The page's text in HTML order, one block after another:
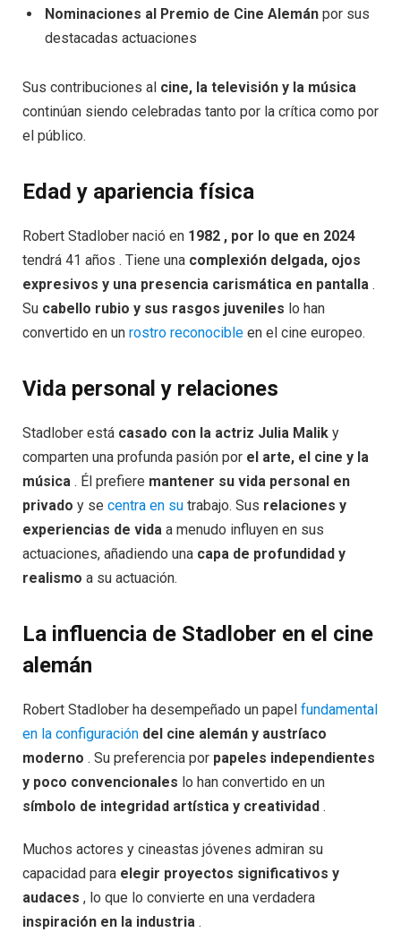
Nominaciones al Premio de Cine Alemán por sus
destacadas actuaciones
Sus contribuciones al cine, la televisión y la música
continúan siendo celebradas tanto por la crítica como por
el público.
Edad y apariencia física
Robert Stadlober nació en 1982 , por lo que en 2024
tendrá 41 años . Tiene una complexión delgada, ojos
expresivos y una presencia carismática en pantalla .
Su cabello rubio y sus rasgos juveniles lo han
convertido en un rostro reconocible en el cine europeo.
Vida personal y relaciones
Stadlober está casado con la actriz Julia Malik y
comparten una profunda pasión por el arte, el cine y la
música . Él prefiere mantener su vida personal en
privado y se centra en su trabajo. Sus relaciones y
experiencias de vida a menudo influyen en sus
actuaciones, añadiendo una capa de profundidad y
realismo a su actuación.
La influencia de Stadlober en el cine
alemán
Robert Stadlober ha desempeñado un papel fundamental
en la configuración del cine alemán y austríaco
moderno . Su preferencia por papeles independientes
y poco convencionales lo han convertido en un
símbolo de integridad artística y creatividad .
Muchos actores y cineastas jóvenes admiran su
capacidad para elegir proyectos significativos y
audaces , lo que lo convierte en una verdadera
inspiración en la industria .